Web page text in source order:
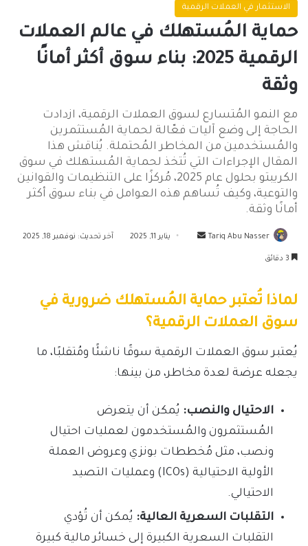
الاستثمار في العملات الرقمية
حماية المُستهلك في عالم العملات
الرقمية 2025: بناء سوق أكثر أمانًا
وثقة
مع النمو المُتسارع لسوق العملات الرقمية، ازدادت
الحاجة إلى وضع آليات فعّالة لحماية المُستثمرين
والمُستخدمين من المخاطر المُحتملة. يُناقش هذا
المقال الإجراءات التي تُتخذ لحماية المُستهلك في سوق
الكريبتو بحلول عام 2025، مُركزًا على التنظيمات والقوانين
والتوعية، وكيف تُساهم هذه العوامل في بناء سوق أكثر
أمانًا وثقة.
Tariq Abu Nasser
أرسل
يناير 11, 2025 آخر تحديث: نوفمبر 18, 2025
لماذا تُعتبر حماية المُستهلك ضرورية في
سوق العملات الرقمية؟
يُعتبر سوق العملات الرقمية سوقًا ناشئًا ومُتقلبًا، ما
يجعله عرضة لعدة مخاطر، من بينها:
الاحتيال والنصب: يُمكن أن يتعرض
المُستثمرون والمُستخدمون لعمليات احتيال
ونصب، مثل مُخططات بونزي وعروض العملة
الأولية الاحتيالية (ICOs) وعمليات التصيد
الاحتيالي.
التقلبات السعرية العالية: يُمكن أن تُؤدي
التقلبات السعرية الكبيرة إلى خسائر مالية كبيرة